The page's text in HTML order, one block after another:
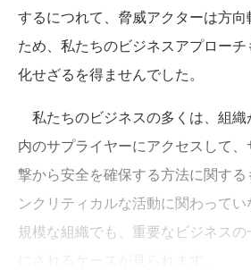
するにつれて、脅威アクターは方
ため、私たちのビジネスアプロー
化せざるを得ませんでした。
私たちのビジネスの多くは、組織
内のサプライヤーにアクセスして
撃から安全を確保する方法に関する
ンクリティカルな活動に関わって
規模な組織でも、重要なビジネス